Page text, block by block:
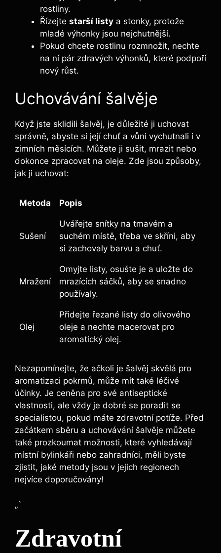
rostliny.
Řízejte starší listy a stonky, protože
mladé výhonky jsou nejchutnější.
Pokud chcete rostlinu rozmnožit, nechte
na ní pár zdravých výhonků, které podpoří
nový růst.
Uchovávání šalvěje
Když jste sklidili šalvěj, je důležité ji uchovat
správně, abyste si její chuť a vůni vychutnali i v
zimních měsících. Můžete ji sušit, mrazit nebo
dokonce zpracovat na oleje. Zde jsou způsoby,
jak ji uchovat:
Metoda Popis
Sušení
Uvářejte snítky na tmavém a
suchém místě, třeba ve skříni, aby
si zachovaly barvu a chuť.
Mražení
Omyjte listy, osušte je a uložte do
mrazících sáčků, aby se snadno
používaly.
Olej
Přidejte řezané listy do olivového
oleje a nechte macerovat pro
aromatický olej.
Nezapomínejte, že ačkoli je šalvěj skvělá pro
aromatizaci pokrmů, může mít také léčivé
účinky. Je ceněna pro své antiseptické
vlastnosti, ale vždy je dobré se poradit se
specialistou, pokud máte zdravotní potíže. Před
začátkem sběru a uchovávání šalvěje můžete
také prozkoumat možnosti, které vyhledávají
místní bylinkáři nebo zahradníci, měli byste
zjistit, jaké metody jsou v jejich regionech
nejvíce doporučovány!
„`
Zdravotní